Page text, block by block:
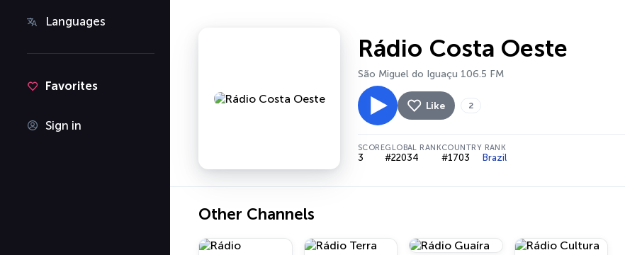
Languages
Favorites
Sign in
Rádio Costa Oeste
São Miguel do Iguaçu 106.5 FM
Like 2
SCORE
3
GLOBAL RANK
#22034
COUNTRY RANK
#1703 Brazil
Other Channels